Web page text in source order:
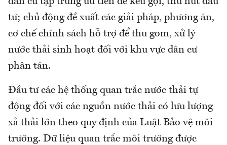
tư; chủ động đề xuất các giải pháp, phương án,
cơ chế chính sách hỗ trợ để thu gom, xử lý
nước thải sinh hoạt đối với khu vực dân cư
phân tán.
Đầu tư các hệ thống quan trắc nước thải tự
động đối với các nguồn nước thải có lưu lượng
xả thải lớn theo quy định của Luật Bảo vệ môi
trường. Dữ liệu quan trắc môi trường được